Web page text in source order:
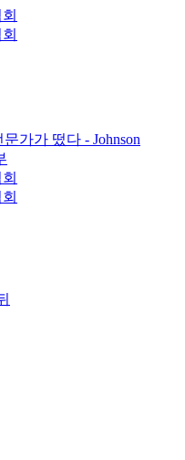
가가 떴다 - Johnson